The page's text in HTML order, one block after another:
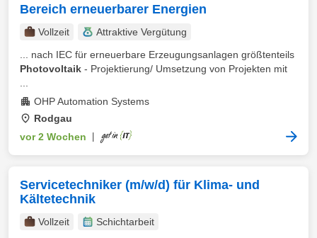
Bereich erneuerbarer Energien
Vollzeit
Attraktive Vergütung
... nach IEC für erneuerbare Erzeugungsanlagen größtenteils
Photovoltaik - Projektierung/ Umsetzung von Projekten mit
OHP Automation Systems
Rodgau
vor 2 Wochen
Servicetechniker (m/w/d) für Klima- und
Kältetechnik
Vollzeit
Schichtarbeit